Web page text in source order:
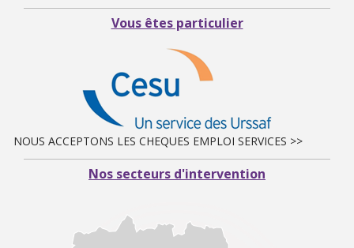
Vous êtes particulier
NOUS ACCEPTONS LES CHEQUES EMPLOI SERVICES >>
Nos secteurs d'intervention